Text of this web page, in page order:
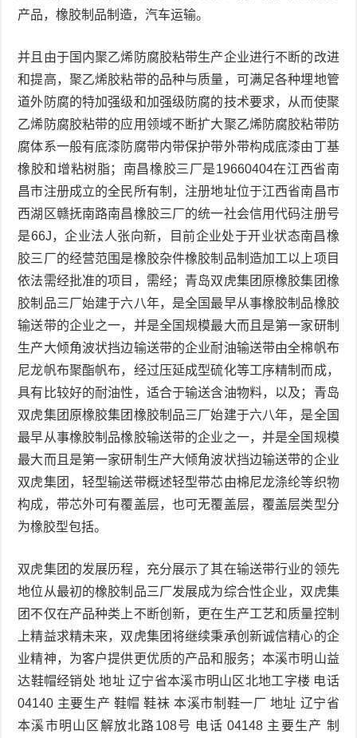
产品，橡胶制品制造，汽车运输。
并且由于国内聚乙烯防腐胶粘带生产企业进行不断的改进
和提高，聚乙烯胶粘带的品种与质量，可满足各种埋地管
道外防腐的特加强级和加强级防腐的技术要求，从而使聚
乙烯防腐胶粘带的应用领域不断扩大聚乙烯防腐胶粘带防
腐体系一般有底漆防腐带内带保护带外带构成底漆由丁基
橡胶和增粘树脂；南昌橡胶三厂是19660404在江西省南
昌市注册成立的全民所有制，注册地址位于江西省南昌市
西湖区赣抚南路南昌橡胶三厂的统一社会信用代码注册号
是66J，企业法人张向新，目前企业处于开业状态南昌橡
胶三厂的经营范围是橡胶杂件橡胶制品制造加工以上项目
依法需经批准的项目，需经；青岛双虎集团原橡胶集团橡
胶制品三厂始建于六八年，是全国最早从事橡胶制品橡胶
输送带的企业之一，并是全国规模最大而且是第一家研制
生产大倾角波状挡边输送带的企业耐油输送带由全棉帆布
尼龙帆布聚酯帆布，经过压延成型硫化等工序精制而成，
具有比较好的耐油性，适合于输送含油物料，以及；青岛
双虎集团原橡胶集团橡胶制品三厂始建于六八年，是全国
最早从事橡胶制品橡胶输送带的企业之一，并是全国规模
最大而且是第一家研制生产大倾角波状挡边输送带的企业
双虎集团，轻型输送带概述轻型带芯由棉尼龙涤纶等织物
构成，带芯外可有覆盖层，也可无覆盖层，覆盖层类型分
为橡胶型包括。
双虎集团的发展历程，充分展示了其在输送带行业的领先
地位从最初的橡胶制品三厂发展成为综合性企业，双虎集
团不仅在产品种类上不断创新，更在生产工艺和质量控制
上精益求精未来，双虎集团将继续秉承创新诚信精心的企
业精神，为客户提供更优质的产品和服务；本溪市明山益
达鞋帽经销处 地址 辽宁省本溪市明山区北地工字楼 电话
04140 主要生产 鞋帽 鞋袜 本溪市制鞋一厂 地址 辽宁省
本溪市明山区解放北路108号 电话 04148 主要生产 制